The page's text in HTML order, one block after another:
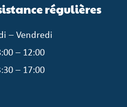
régulières
– Vendredi
– 12:00
– 17:00